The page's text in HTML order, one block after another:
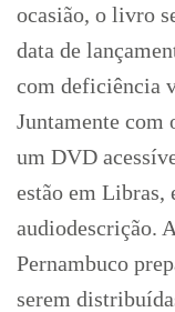
ocasião, o livro
data de
com deficiência
Juntamente
um DVD
estão em Libras,
audiodescrição.
Pernambuco
serem